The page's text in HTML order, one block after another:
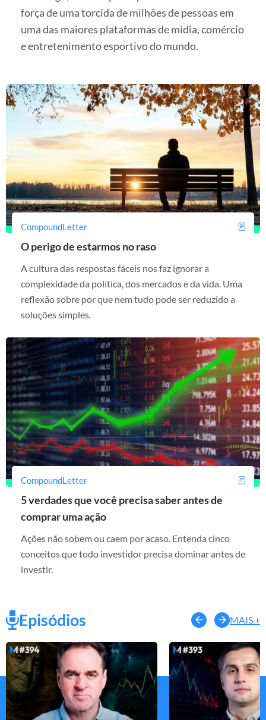
força de uma torcida de milhões de pessoas em
uma das maiores plataformas de mídia, comércio
e entretenimento esportivo do mundo.
CompoundLetter
O perigo de estarmos no raso
A cultura das respostas fáceis nos faz ignorar a
complexidade da política, dos mercados e da vida. Uma
reflexão sobre por que nem tudo pode ser reduzido a
soluções simples.
CompoundLetter
5 verdades que você precisa saber antes de
comprar uma ação
Ações não sobem ou caem por acaso. Entenda cinco
conceitos que todo investidor precisa dominar antes de
investir.
Episódios MAIS +